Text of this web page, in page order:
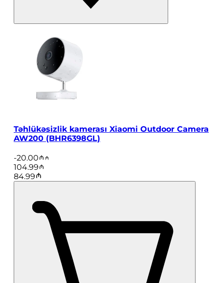
Təhlükəsizlik kamerası Xiaomi Outdoor Camera
AW200 (BHR6398GL)
-20.00
104.99
84.99